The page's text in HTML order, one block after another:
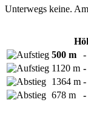
Unterwegs keine.
500 m
-
1120 m -
1364 m -
678 m
-